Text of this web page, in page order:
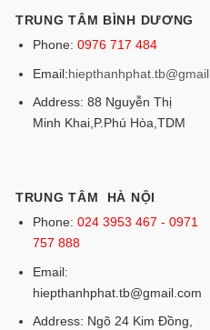
TRUNG TÂM BÌNH DƯƠNG
Phone: 0976 717 484
Email:
Address: 88 Nguyễn Thị
Minh Khai,P.Phú Hòa,TDM
TRUNG TÂM HÀ NỘI
Phone: 024 3953 467 - 0971
757 888
Email:
hiepthanhphat.tb@gmail.com
Address: Ngõ 24 Kim Đồng,